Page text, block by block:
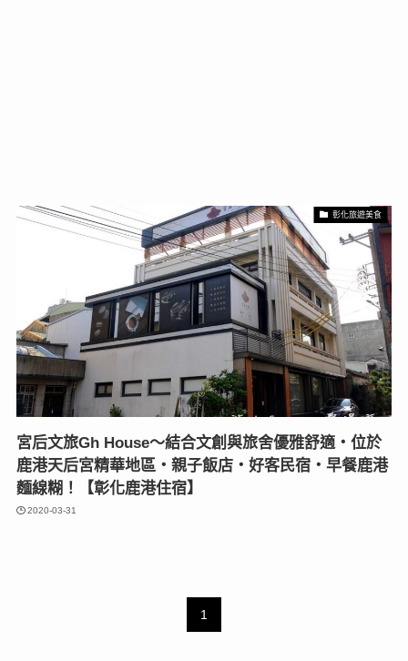
彰化旅遊美食
宮后文旅Gh House〜結合文創與旅舍優雅舒適‧位於
鹿港天后宮精華地區‧親子飯店‧好客民宿‧早餐鹿港
麵線糊！【彰化鹿港住宿】
2020-03-31
1